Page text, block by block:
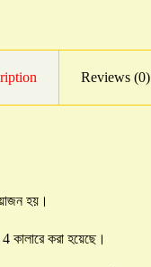
Reviews (0)
হয়।
কালারে করা হয়েছে।